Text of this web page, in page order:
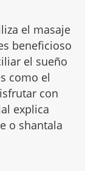
el masaje
beneficioso
el sueño
como el
con
explica
o shantala